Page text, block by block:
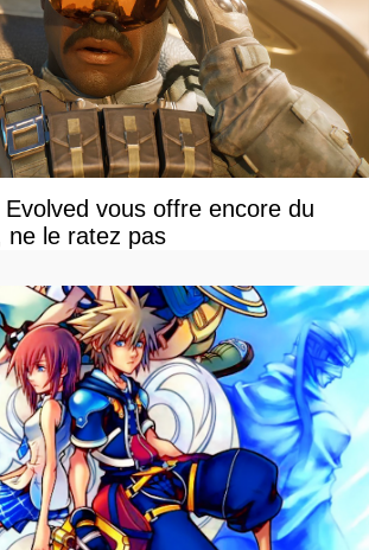
vous offre encore du
ne le ratez pas